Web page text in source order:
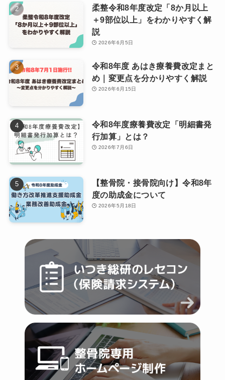
柔整令和8年度改定「8か月以上
＋9部位以上」をわかりやすく解
説
2026年6月5日
令和8年度 あはき療養費改定まと
め｜変更点を分かりやすく解説
2026年6月15日
令和8年度療養費改定「明細書発
行加算」とは？
2026年7月6日
【整骨院・接骨院向け】令和8年
度の助成金について
2026年5月18日